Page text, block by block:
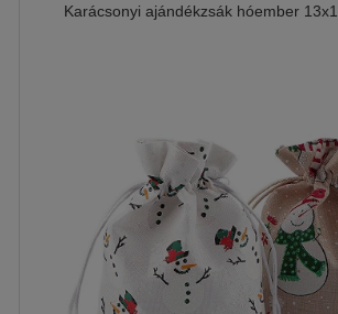
Karácsonyi ajándékzsák hóember